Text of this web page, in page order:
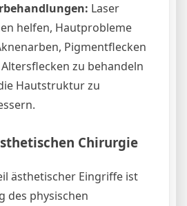
Laser
helfen, Hautprobleme
Pigmentflecken
zu behandeln
Hautstruktur zu
Chirurgie
ästhetischer Eingriffe ist
des physischen